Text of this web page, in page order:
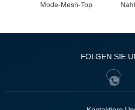
Mode-Mesh-Top
FOLGEN SIE